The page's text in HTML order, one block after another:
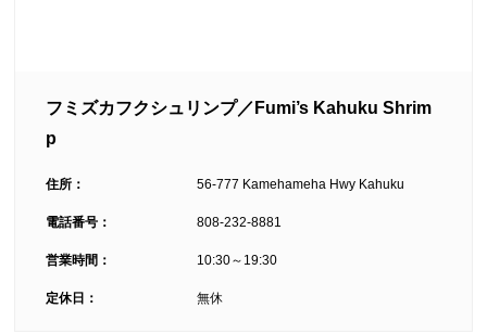
フミズカフクシュリンプ／Fumi’s Kahuku Shrim
p
住所： 56-777 Kamehameha Hwy Kahuku
電話番号： 808-232-8881
営業時間： 10:30～19:30
定休日： 無休